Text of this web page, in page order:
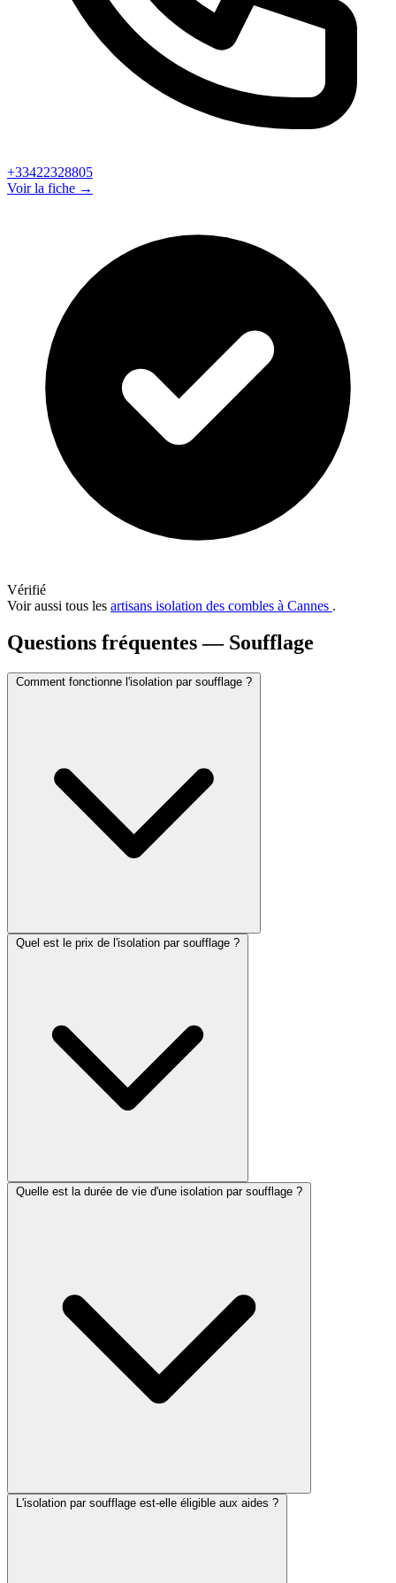
+33422328805
Voir la fiche →
Vérifié
Voir aussi tous les artisans isolation des combles à Cannes .
Questions fréquentes — Soufflage
Comment fonctionne l'isolation par soufflage ?
Quel est le prix de l'isolation par soufflage ?
Quelle est la durée de vie d'une isolation par soufflage ?
L'isolation par soufflage est-elle éligible aux aides ?